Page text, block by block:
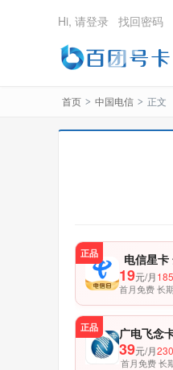
Hi, 请登录 找回密码
首页 > 中国电信 > 正文
正品 电信星卡
19元/月
首月免费 长
正品 广电飞念
39元/月
首月免费 长